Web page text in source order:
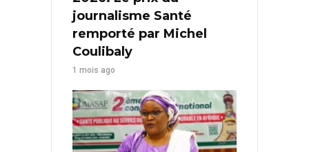
journalisme Santé
remporté par Michel
Coulibaly
1 mois ago